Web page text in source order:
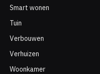
Smart wonen
Tuin
Verbouwen
Verhuizen
Woonkamer